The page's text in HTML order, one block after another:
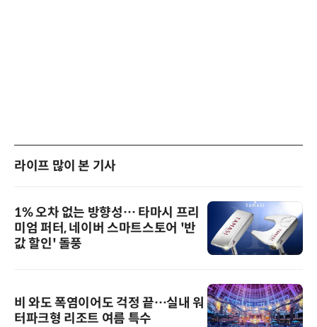
라이프 많이 본 기사
1% 오차 없는 방향성… 타마시 프리
미엄 퍼터, 네이버 스마트스토어 '반
값 할인' 돌풍
비 와도 폭염이어도 걱정 끝…실내 워
터파크형 리조트 여름 특수